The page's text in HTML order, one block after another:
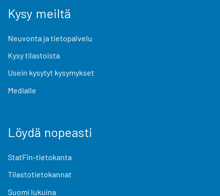
Kysy meiltä
Neuvonta ja tietopalvelu
Kysy tilastoista
Usein kysytyt kysymykset
Medialle
Löydä nopeasti
StatFin-tietokanta
Tilastotietokannat
Suomi lukuina